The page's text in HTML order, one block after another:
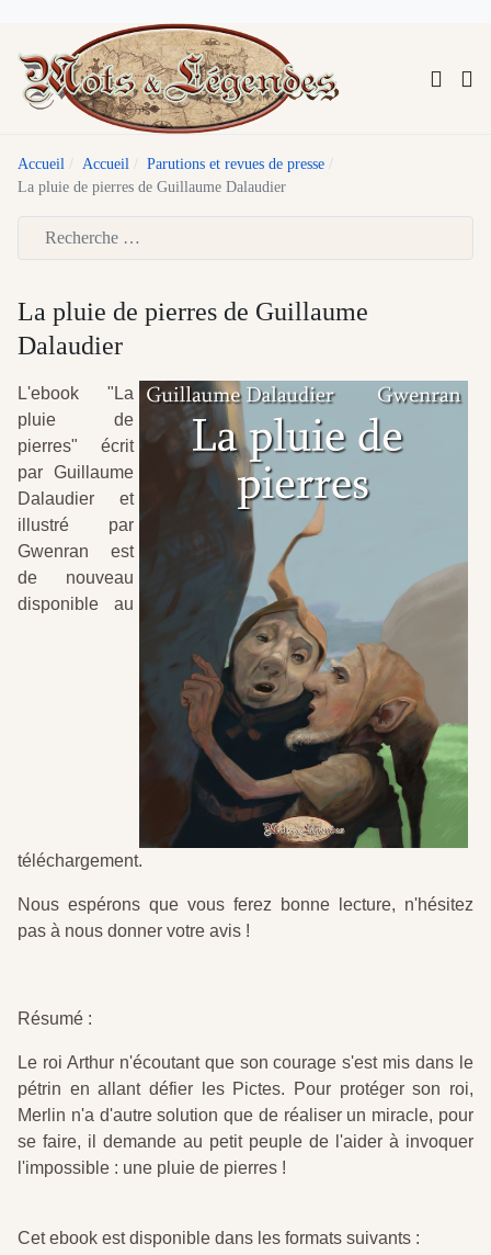
Accueil Accueil
Parutions et revues de presse
La pluie de pierres de Guillaume Dalaudier
La pluie de pierres de Guillaume
Dalaudier
L'ebook "La
pluie de
pierres" écrit
par Guillaume
Dalaudier et
illustré par
Gwenran est
de nouveau
disponible au
téléchargement.
Nous espérons que vous ferez bonne lecture, n'hésitez
pas à nous donner votre avis !
Résumé :
Le roi Arthur n'écoutant que son courage s'est mis dans le
pétrin en allant défier les Pictes. Pour protéger son roi,
Merlin n'a d'autre solution que de réaliser un miracle, pour
se faire, il demande au petit peuple de l'aider à invoquer
l'impossible : une pluie de pierres !
Cet ebook est disponible dans les formats suivants :